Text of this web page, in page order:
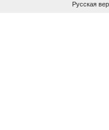
Русская